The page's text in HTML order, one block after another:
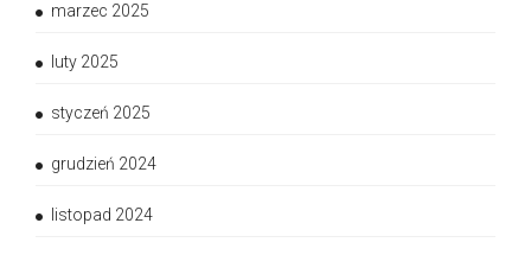
marzec 2025
luty 2025
styczeń 2025
grudzień 2024
listopad 2024